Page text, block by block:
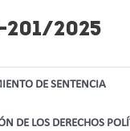
201/2025
DE SENTENCIA
DE LOS DERECHOS